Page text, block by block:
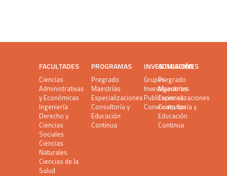
FACULTADES
Ciencias
Administrativas
y Económicas
Ingeniería
Derecho y
Ciencias
Sociales
Ciencias
Naturales
Ciencias de la
Salud
PROGRAMAS
Pregrado
Maestrías
Especializaciones
Consultoría y
Educación
Continua
INVESTIGACIÓN
Grupos
Investigaciones
Publicaciones
Convocatorias
ADMISIONES
Pregrado
Maestrías
Especializaciones
Consultoría y
Educación
Continua